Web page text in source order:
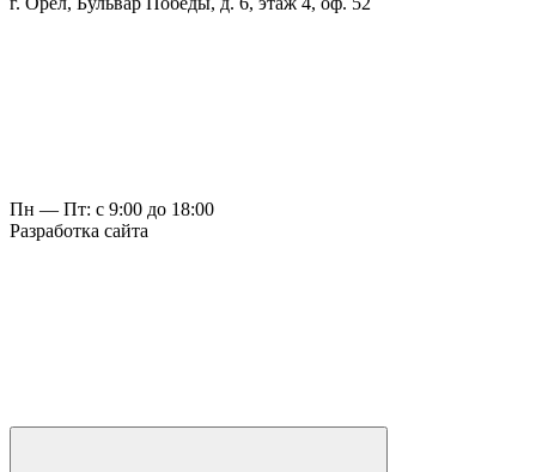
Пн — Пт: с 9:00 до 18:00
Разработка сайта